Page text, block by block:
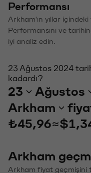
Performansı
Arkham'ın yıllar
Performansını ve
iyi analiz edin.
23 Ağustos 2024
kadardı?
23 Ağustos
Arkham
₺45,96≈
Arkham
Arkham fiyat geçmişini